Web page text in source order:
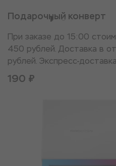
Подарочный конверт
При заказе до 15:00
450 рублей. Доставка в
рублей. Экспресс-
190 ₽